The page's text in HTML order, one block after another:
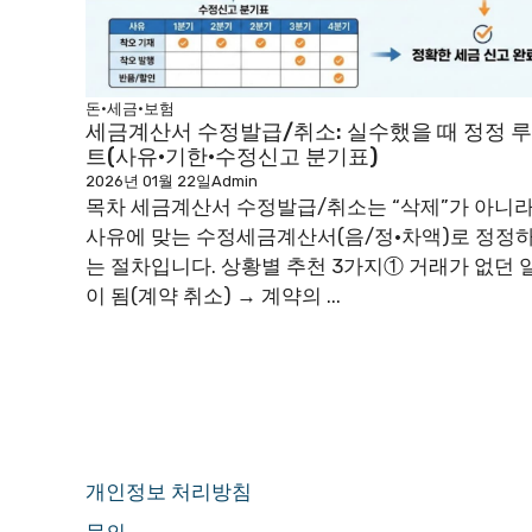
돈·세금·보험
세금계산서 수정발급/취소: 실수했을 때 정정 루
트(사유·기한·수정신고 분기표)
2026년 01월 22일Admin
목차 세금계산서 수정발급/취소는 “삭제”가 아니
사유에 맞는 수정세금계산서(음/정·차액)로 정정
는 절차입니다. 상황별 추천 3가지① 거래가 없던
이 됨(계약 취소) → 계약의 ...
개인정보 처리방침